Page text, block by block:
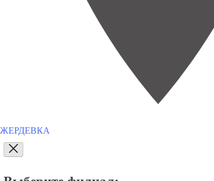
ЖЕРДЕВКА